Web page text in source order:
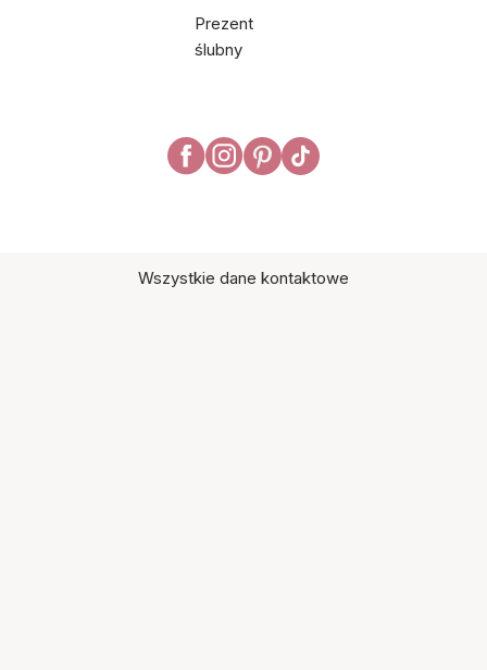
Prezent
ślubny
Wszystkie dane kontaktowe